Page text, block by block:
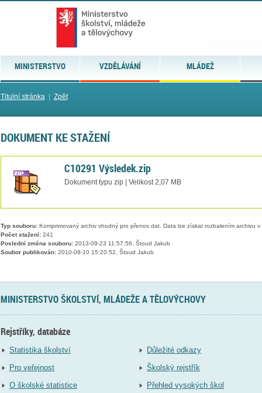
MINISTERSTVO VZDĚLÁVÁNÍ MLÁDEŽ
Titulní stránka| Zpět
DOKUMENT KE STAŽENÍ
C10291 Výsledek.zip
Dokument typu zip | Velikost 2,07 MB
Typ souboru:Komprimovaný archiv vhodný pro přenos dat. Data lze získat rozbalením archivu
Počet stažení:241
Poslední změna souboru:2013-09-23 11:57:56, Štoud Jakub
Soubor publikován:2010-08-10 15:20:52, Štoud Jakub
MINISTERSTVO ŠKOLSTVÍ, MLÁDEŽE A TĚLOVÝCHOVY
Rejstříky, databáze
Statistika školství
Pro veřejnost
O školské statistice
Důležité odkazy
Školský rejstřík
Přehled vysokých škol